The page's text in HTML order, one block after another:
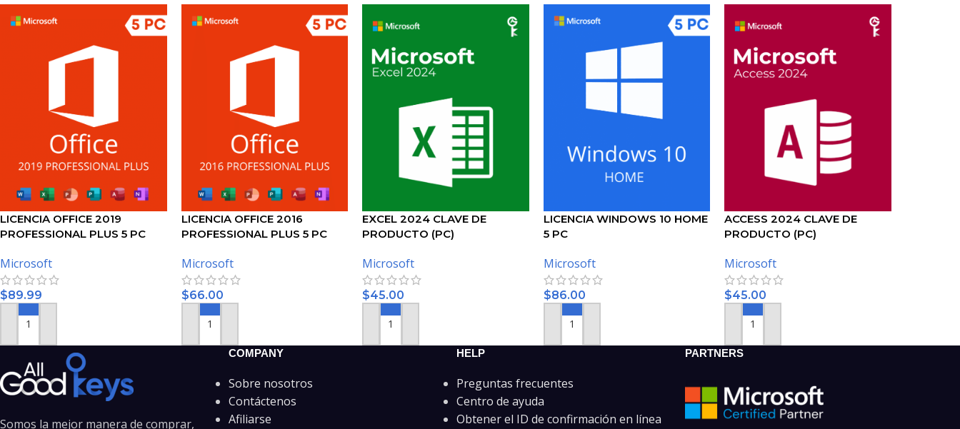
LICENCIA OFFICE 2019
PROFESSIONAL PLUS 5 PC
Microsoft
$89.99
AÑADIR AL CARRITO
LICENCIA OFFICE 2016
PROFESSIONAL PLUS 5 PC
Microsoft
$66.00
AÑADIR AL CARRITO
EXCEL 2024 CLAVE DE
PRODUCTO (PC)
Microsoft
$45.00
AÑADIR AL CARRITO
LICENCIA WINDOWS 10 HOME
5 PC
Microsoft
$86.00
AÑADIR AL CARRITO
ACCESS 2024 CLAVE DE
PRODUCTO (PC)
Microsoft
$45.00
AÑADIR AL CARRITO
Somos la mejor manera de comprar,
COMPANY
Sobre nosotros
Contáctenos
Afiliarse
HELP
Preguntas frecuentes
Centro de ayuda
Obtener el ID de confirmación en línea
PARTNERS